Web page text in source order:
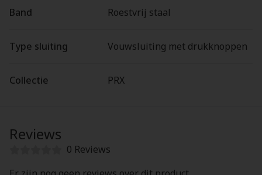
Band Roestvrij staal
Type sluiting Vouwsluiting met drukknoppen
Collectie PRX
Reviews
0 Reviews